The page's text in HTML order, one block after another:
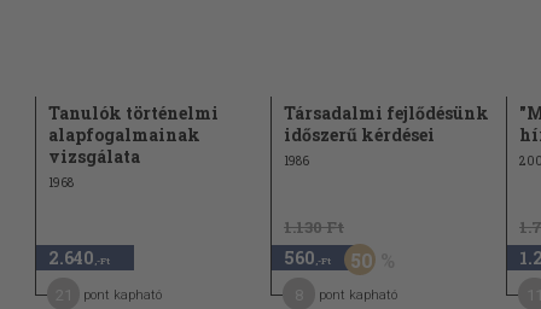
Tanulók történelmi
alapfogalmainak
vizsgálata
1968
2.640 ,-Ft
pont kapható
Társadalmi fejlődésünk
időszerű kérdései
1986
1.130 Ft
560 ,-Ft 50
pont kapható